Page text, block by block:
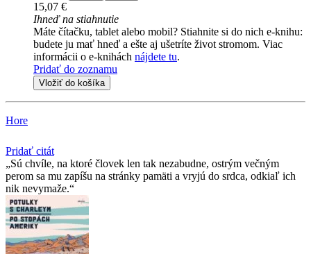
15,07 €
Ihneď na stiahnutie
Máte čítačku, tablet alebo mobil? Stiahnite si do nich e-knihu:
budete ju mať hneď a ešte aj ušetríte život stromom. Viac
informácii o e-knihách nájdete tu.
Pridať do zoznamu
Vložiť do košíka
Hore
Pridať citát
Sú chvíle, na ktoré človek len tak nezabudne, ostrým večným
perom sa mu zapíšu na stránky pamäti a vryjú do srdca, odkiaľ ich
nik nevymaže.